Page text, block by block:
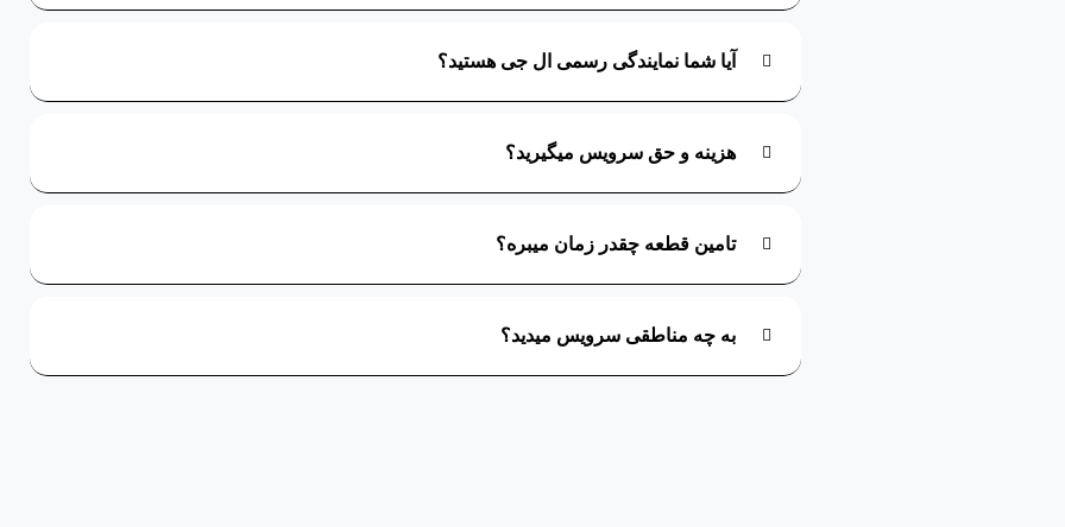
آیا شما نمایندگی رسمی ال جی هستید؟
هزینه و حق سرویس میگیرید؟
تامین قطعه چقدر زمان میبره؟
به چه مناطقی سرویس میدید؟